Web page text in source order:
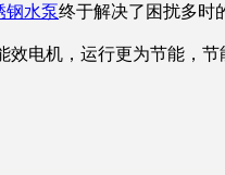
钢水泵终于解决了困扰多时
电机，运行更为节能，